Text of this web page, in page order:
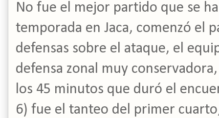
No fue el mejor partido que se
temporada en Jaca, comenzó el
defensas sobre el ataque, el
defensa zonal muy
los 45 minutos que duró el
6) fue el tanteo del primer